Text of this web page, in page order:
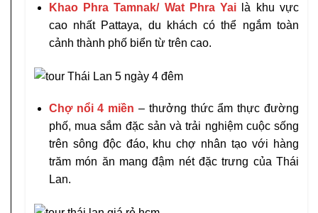
Khao Phra Tamnak/ Wat Phra Yai
là khu vực
cao nhất Pattaya, du khách có thể ngắm toàn
cảnh thành phố biển từ trên cao.
Chợ nổi 4 miền – thưởng thức ẩm thực đường
phố, mua sắm đặc sản và trải nghiệm cuộc sống
trên sông độc đáo, khu chợ nhân tạo với hàng
trăm món ăn mang đậm nét đặc trưng của Thái
Lan.